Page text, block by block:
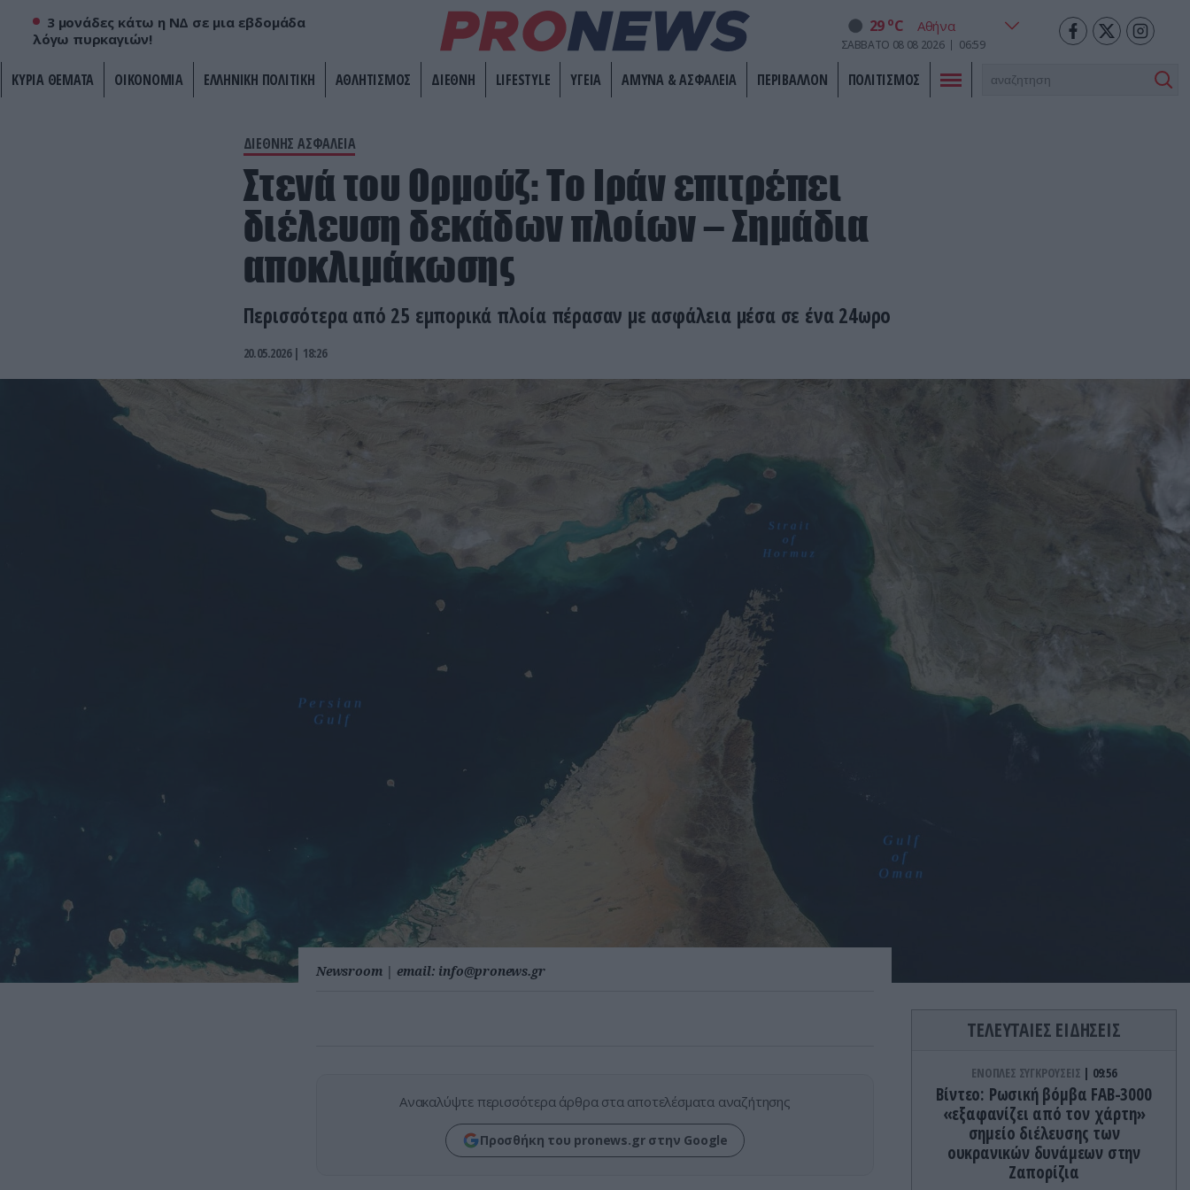
3 μονάδες κάτω η ΝΔ σε μια εβδομάδα
λόγω πυρκαγιών!
29 oC
ΣΑΒΒΑΤΟ 08 08 2026 06:59
ΚΥΡΙΑ ΘΕΜΑΤΑ ΟΙΚΟΝΟΜΙΑ ΕΛΛΗΝΙΚΗ ΠΟΛΙΤΙΚΗ ΑΘΛΗΤΙΣΜΟΣ ΔΙΕΘΝΗ LIFESTYLE ΥΓΕΙΑ ΑΜΥΝΑ & ΑΣΦΑΛΕΙΑ ΠΕΡΙΒΑΛΛΟΝ ΠΟΛΙΤΙΣΜΟΣ
ΔΙΕΘΝΗΣ ΑΣΦΑΛΕΙΑ
Στενά του Ορμούζ: Το Ιράν επιτρέπει
διέλευση δεκάδων πλοίων – Σημάδια
αποκλιμάκωσης
Περισσότερα από 25 εμπορικά πλοία πέρασαν με ασφάλεια μέσα σε ένα 24ωρο
20.05.2026 | 18:26
Newsroom | email: info@pronews.gr
Ανακαλύψτε περισσότερα άρθρα στα αποτελέσματα αναζήτησης
Προσθήκη του pronews.gr στην Google
ΤΕΛΕΥΤΑΙΕΣ ΕΙΔΗΣΕΙΣ
ΕΝΟΠΛΕΣ ΣΥΓΚΡΟΥΣΕΙΣ 09:56
Βίντεο: Ρωσική βόμβα FAB-3000
«εξαφανίζει από τον χάρτη»
σημείο διέλευσης των
ουκρανικών δυνάμεων στην
Ζαπορίζια